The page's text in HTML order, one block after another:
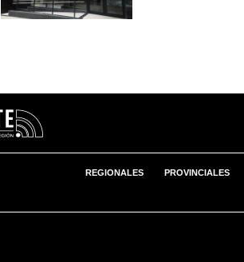
REGIONALES PROVINCIALES